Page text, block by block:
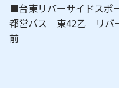
■台東リバーサイドスポ
都営バス 東42乙 リバ
前